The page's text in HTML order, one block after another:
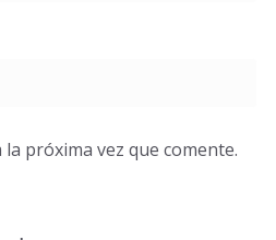
próxima vez que comente.